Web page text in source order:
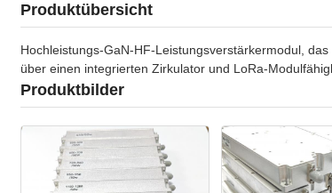
Produktübersicht
Hochleistungs-GaN-HF-Leistungsverstärkermodul,
über einen integrierten Zirkulator und LoRa-
Produktbilder